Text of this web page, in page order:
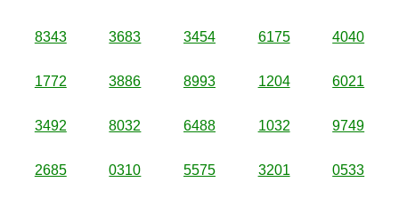
8343 3683 3454 6175 4040
1772 3886 8993 1204 6021
3492 8032 6488 1032 9749
2685 0310 5575 3201 0533